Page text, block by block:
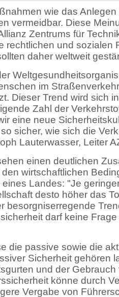
wie das
vermeidbar. Diese
Zentrums für
rechtlichen und sozialen
daher weltweit
im
Dieser Trend wird sich
Zahl der
eine neue
sicher, wie sich die
Lauterwasser, Leiter
einen deutlichen
wirtschaftlichen
Landes: "Je
desto höher das
besorgniserregende
darf keine
die passive sowie die
Sicherheit gehören
und der
könne durch
Vergabe von